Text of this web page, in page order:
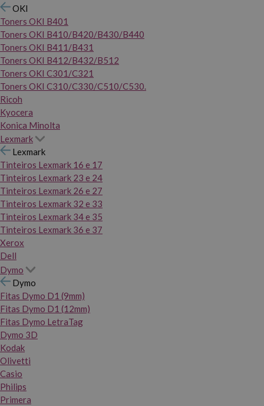
OKI
Toners OKI B401
Toners OKI B410/B420/B430/B440
Toners OKI B411/B431
Toners OKI B412/B432/B512
Toners OKI C301/C321
Toners OKI C310/C330/C510/C530.
Ricoh
Kyocera
Konica Minolta
Lexmark
Lexmark
Tinteiros Lexmark 16 e 17
Tinteiros Lexmark 23 e 24
Tinteiros Lexmark 26 e 27
Tinteiros Lexmark 32 e 33
Tinteiros Lexmark 34 e 35
Tinteiros Lexmark 36 e 37
Xerox
Dell
Dymo
Dymo
Fitas Dymo D1 (9mm)
Fitas Dymo D1 (12mm)
Fitas Dymo LetraTag
Dymo 3D
Kodak
Olivetti
Casio
Philips
Primera